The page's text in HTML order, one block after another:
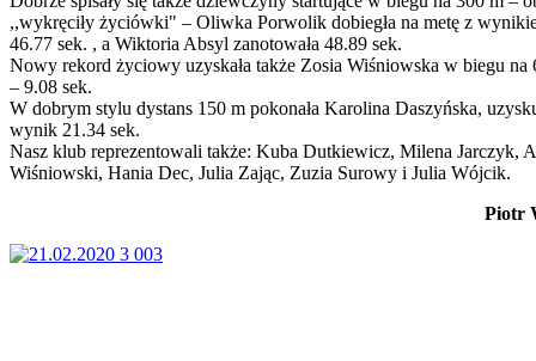
,,wykręciły życiówki" – Oliwka Porwolik dobiegła na metę z
46.77 sek. , a Wiktoria Absyl zanotowała 48.89 sek.
Nowy rekord życiowy uzyskała także Zosia Wiśniowska w biegu na
– 9.08 sek.
W dobrym stylu dystans 150 m pokonała Karolina Daszyńska,
wynik 21.34 sek.
Nasz klub reprezentowali także: Kuba Dutkiewicz, Milena Jarczyk,
Wiśniowski, Hania Dec, Julia Zając, Zuzia Surowy i Julia Wójcik.
Piotr